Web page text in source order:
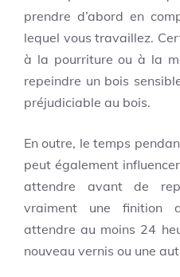
prendre d’abord en
lequel vous travaillez.
à la pourriture ou à la
repeindre un bois
préjudiciable au bois.
En outre, le temps
peut également
attendre avant de
vraiment une finition
attendre au moins 24
nouveau vernis ou une